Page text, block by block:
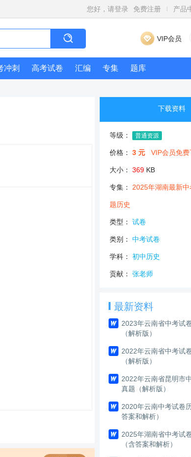
您好，请登录 免费注册 产品
VIP会员
冲刺 高考试卷 汇编 专集 题库
下载资料
等级： 普通资源
价格： 3 元 VIP会员免费
大小： 369KB
专集： 2025年湖南最新
题历史
类型： 试卷
类别： 中考试卷
学科： 初中历史
贡献： 张老师
最新资料
2023年云南省中考试
（解析版）
2022年云南省中考试
（解析版）
2022年云南省昆明市
真题（解析版）
2020年云南中考试卷
答案和解析）
2025年湖南省中考试
（含答案和解析）